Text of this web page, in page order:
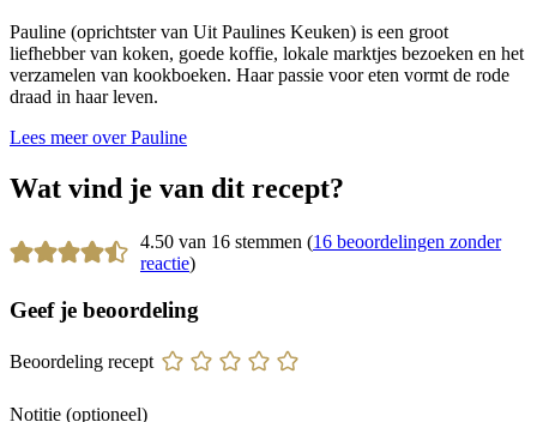
Pauline (oprichtster van Uit Paulines Keuken) is een groot
liefhebber van koken, goede koffie, lokale marktjes bezoeken en het
verzamelen van kookboeken. Haar passie voor eten vormt de rode
draad in haar leven.
Lees meer over Pauline
Wat vind je van dit recept?
4.50 van 16 stemmen (16 beoordelingen zonder
reactie)
Geef je beoordeling
Beoordeling recept
Notitie (optioneel)